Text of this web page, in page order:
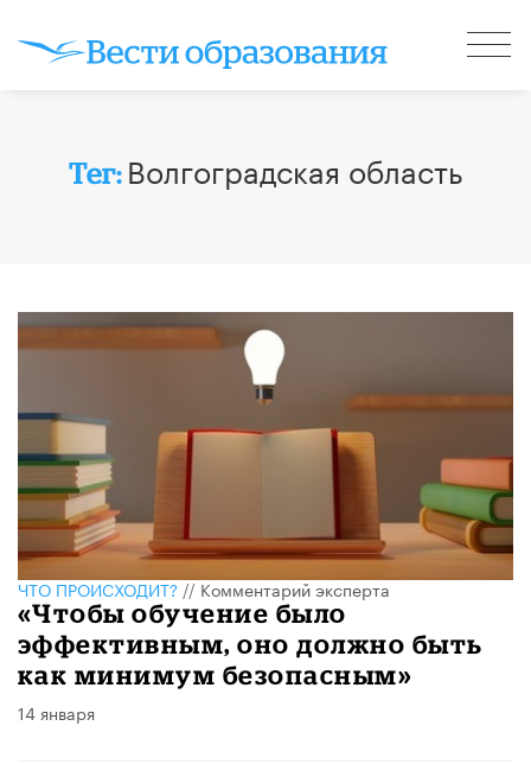
Тег: Волгоградская область
ЧТО ПРОИСХОДИТ?//Комментарий эксперта
«Чтобы обучение было
эффективным, оно должно быть
как минимум безопасным»
14 января